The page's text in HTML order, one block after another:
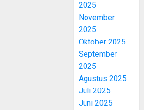
2025
November
2025
Oktober 2025
September
2025
Agustus 2025
Juli 2025
Juni 2025